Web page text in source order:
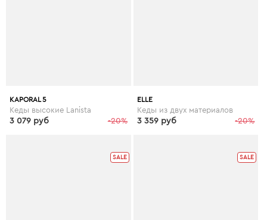
KAPORAL 5
Кеды высокие Lanista
-20%
3 079 руб
ELLE
Кеды из двух материалов
-20%
3 359 руб
SALE SALE